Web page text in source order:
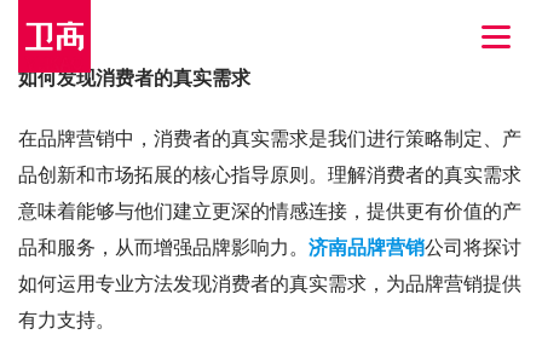
如何发现消费者的真实需求
在品牌营销中，消费者的真实需求是我们进行策略制定、产
品创新和市场拓展的核心指导原则。理解消费者的真实需求
意味着能够与他们建立更深的情感连接，提供更有价值的产
品和服务，从而增强品牌影响力。 济南品牌营销公司将探讨
如何运用专业方法发现消费者的真实需求，为品牌营销提供
有力支持。